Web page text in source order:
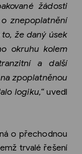
žádosti
znepoplatnění
že daný úsek
okruhu kolem
a další
zpoplatněnou
logiku,“uvedl
o přechodnou
trvalé řešení